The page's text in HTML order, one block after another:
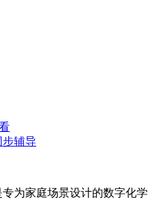
辅导
为家庭场景设计的数字化学